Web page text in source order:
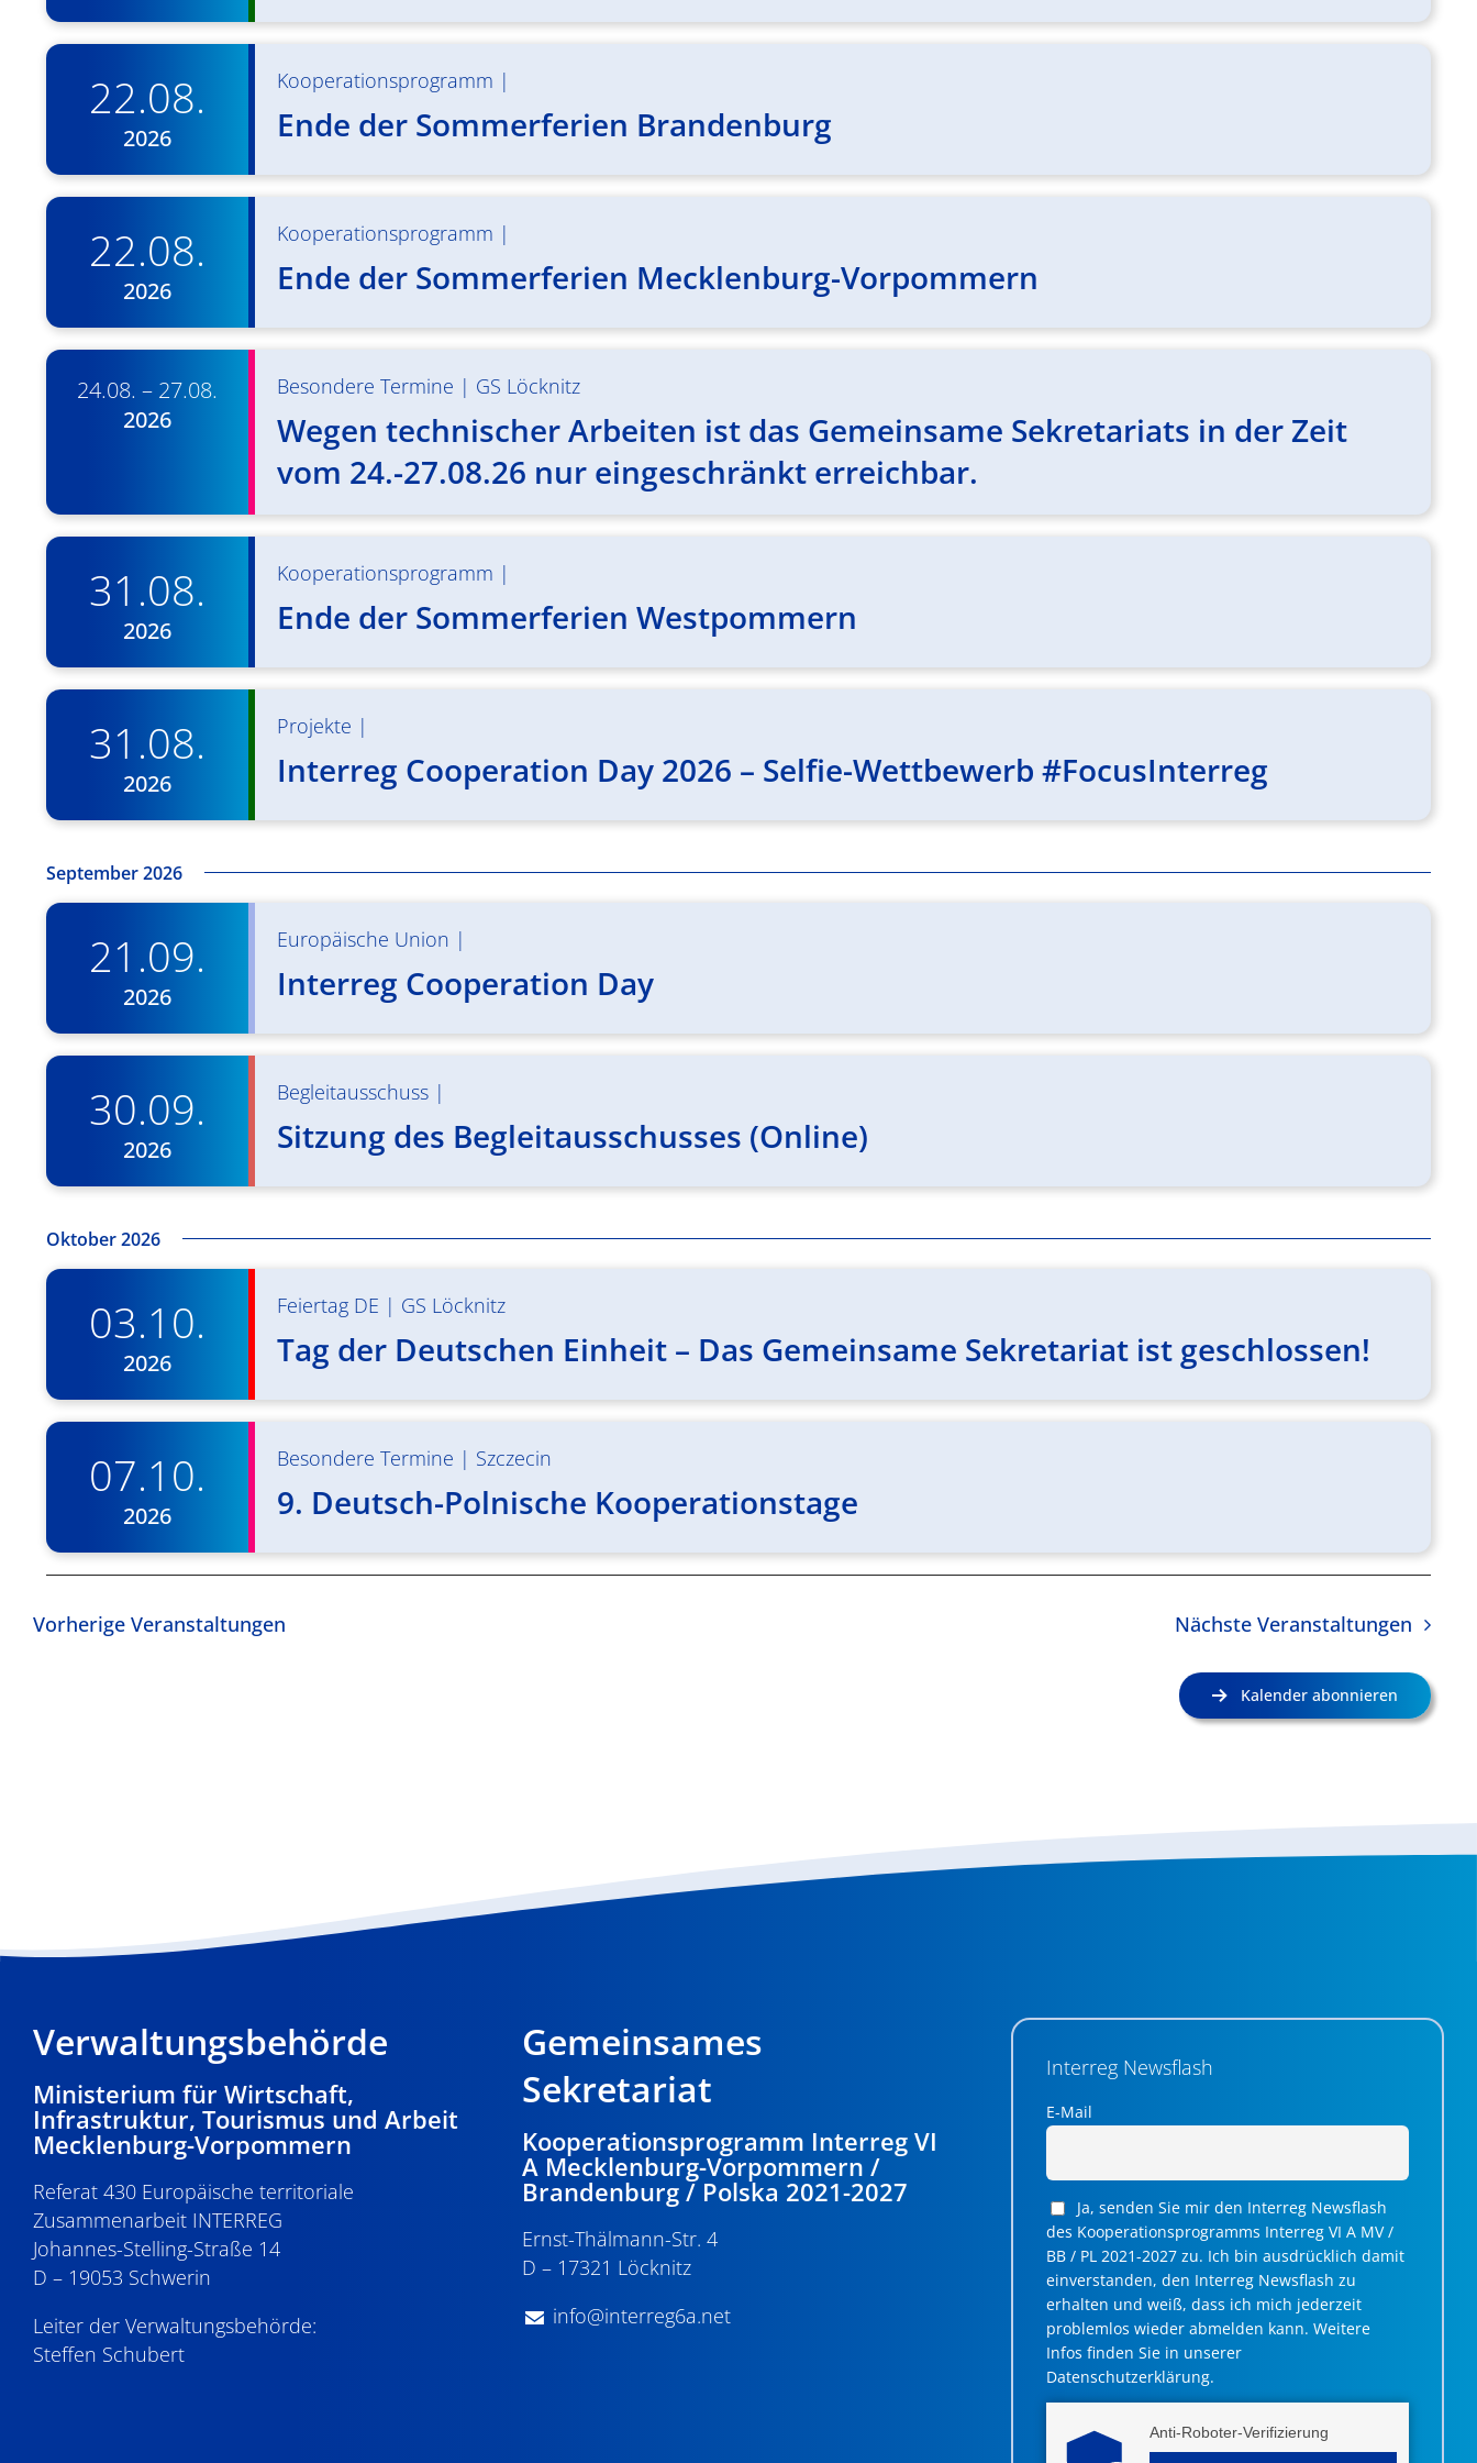
22.08.
2026
Kooperationsprogramm |
Ende der Sommerferien Brandenburg
22.08.
2026
Kooperationsprogramm |
Ende der Sommerferien Mecklenburg-Vorpommern
24.08. – 27.08.
2026
Besondere Termine | GS Löcknitz
Wegen technischer Arbeiten ist das Gemeinsame Sekretariats in der Zeit
vom 24.-27.08.26 nur eingeschränkt erreichbar.
31.08.
2026
Kooperationsprogramm |
Ende der Sommerferien Westpommern
31.08.
2026
Projekte |
Interreg Cooperation Day 2026 – Selfie-Wettbewerb #FocusInterreg
September 2026
21.09.
2026
Europäische Union |
Interreg Cooperation Day
30.09.
2026
Begleitausschuss |
Sitzung des Begleitausschusses (Online)
Oktober 2026
03.10.
2026
Feiertag DE | GS Löcknitz
Tag der Deutschen Einheit – Das Gemeinsame Sekretariat ist geschlossen!
07.10.
2026
Besondere Termine | Szczecin
9. Deutsch-Polnische Kooperationstage
VorherigeVeranstaltungen NächsteVeranstaltungen
Kalender abonnieren
Verwaltungsbehörde
Ministerium für Wirtschaft,
Infrastruktur, Tourismus und Arbeit
Mecklenburg-Vorpommern
Referat 430 Europäische territoriale
Zusammenarbeit INTERREG
Johannes-Stelling-Straße 14
D – 19053 Schwerin
Leiter der Verwaltungsbehörde:
Steffen Schubert
Gemeinsames
Sekretariat
Kooperationsprogramm Interreg VI
A Mecklenburg-Vorpommern /
Brandenburg / Polska 2021-2027
Ernst-Thälmann-Str. 4
D – 17321 Löcknitz
info@interreg6a.net
Interreg Newsflash
E-Mail
Ja, senden Sie mir den Interreg Newsflash
des Kooperationsprogramms Interreg VI A MV /
BB / PL 2021-2027 zu. Ich bin ausdrücklich damit
einverstanden, den Interreg Newsflash zu
erhalten und weiß, dass ich mich jederzeit
problemlos wieder abmelden kann. Weitere
Infos finden Sie in unserer
Datenschutzerklärung.
Anti-Roboter-Verifizierung